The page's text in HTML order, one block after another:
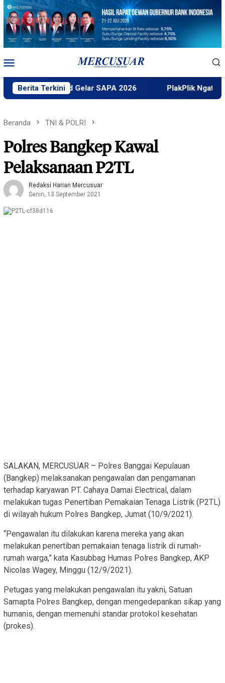
Loncat
konten
Mobile
Berita Terkini
Faktek Untad Gelar SAPA 2026 PlakPlik Ngataku
Beranda TNI & POLRI
Polres Bangkep Kawal
Pelaksanaan P2TL
Redaksi Harian Mercusuar
Senin, 13 September 2021
SALAKAN, MERCUSUAR – Polres Banggai Kepulauan
(Bangkep) melaksanakan pengawalan dan pengamanan
terhadap karyawan PT. Cahaya Damai Electrical, dalam
melakukan tugas Penertiban Pemakaian Tenaga Listrik (P2TL)
di wilayah hukum Polres Bangkep, Jumat (10/9/2021).
“Pengawalan itu dilakukan karena mereka yang akan
melakukan penertiban pemakaian tenaga listrik di rumah-
rumah warga,” kata Kasubbag Humas Polres Bangkep, AKP
Nicolas Wagey, Minggu (12/9/2021).
Petugas yang melakukan pengawalan itu yakni, Satuan
Samapta Polres Bangkep, dengan mengedepankan sikap yang
humanis, dengan memenuhi standar protokol kesehatan
(prokes).